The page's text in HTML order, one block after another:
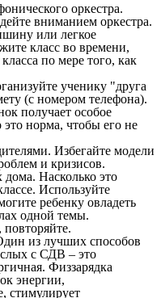
оркестра.
вниманием оркестра.
или легкое
класс во времени,
по мере того, как
ученику "друга
(с номером телефона).
получает особое
норма, чтобы его не
Избегайте модели
и кризисов.
Насколько это
Используйте
ребенку овладеть
одной темы.
из лучших способов
с СДВ – это
Физзарядка
энергии,
стимулирует